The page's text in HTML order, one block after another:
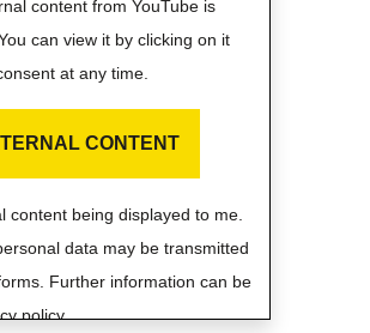
content from YouTube is
can view it by clicking on it
at any time.
CONTENT
content being displayed to me.
data may be transmitted
Further information can be
policy.